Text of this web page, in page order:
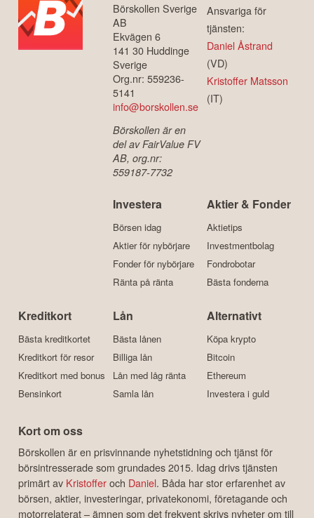
Börskollen Sverige
AB
Ekvägen 6
141 30 Huddinge
Sverige
Org.nr: 559236-
5141
info@borskollen.se
Börskollen är en
del av FairValue FV
AB, org.nr:
559187-7732
Ansvariga för
tjänsten:
Daniel Åstrand
(VD)
Kristoffer Matsson
(IT)
Investera
Börsen idag
Aktier för nybörjare
Fonder för nybörjare
Ränta på ränta
Aktier & Fonder
Aktietips
Investmentbolag
Fondrobotar
Bästa fonderna
Kreditkort
Bästa kreditkortet
Kreditkort för resor
Kreditkort med bonus
Bensinkort
Lån
Bästa lånen
Billiga lån
Lån med låg ränta
Samla lån
Alternativt
Köpa krypto
Bitcoin
Ethereum
Investera i guld
Kort om oss
Börskollen är en prisvinnande nyhetstidning och tjänst för
börsintresserade som grundades 2015. Idag drivs tjänsten
primärt av Kristofferoch Daniel. Båda har stor erfarenhet av
börsen, aktier, investeringar, privatekonomi, företagande och
motorrelaterat – ämnen som det frekvent skrivs nyheter om till